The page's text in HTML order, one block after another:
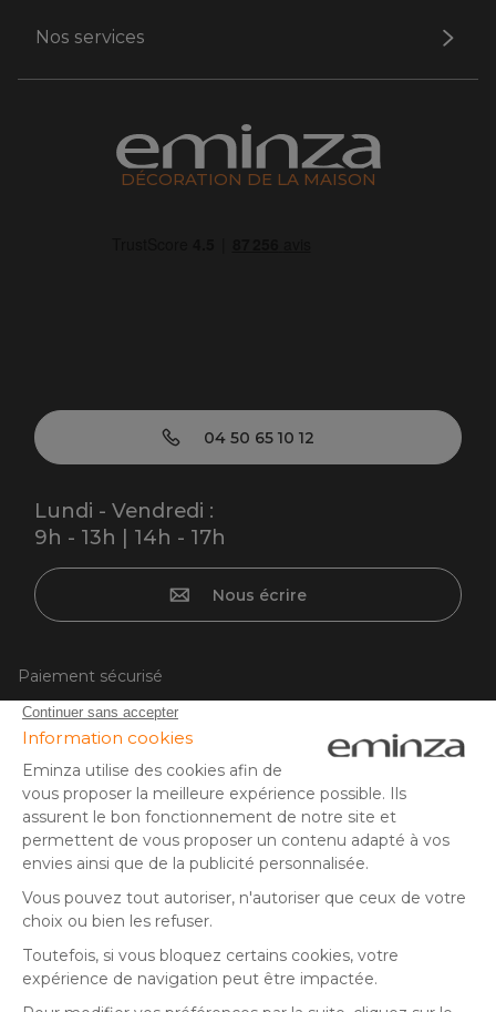
Nos services
DÉCORATION DE LA MAISON
04 50 65 10 12
Lundi - Vendredi :
9h - 13h | 14h - 17h
Nous écrire
Paiement sécurisé
Carte bancaire, PayPal, virement bancaire, 3x ou 4x par CB
à partir de 50EUR, Google/Apple Pay.
Suivez-nous sur :
© Copyright 2025 Eminza | Tous droits réservés |
ESPAÑA
ITALIE
FRA